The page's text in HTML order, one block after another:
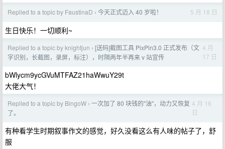
Replied to a topic by FaustinaD › 今天正式迈入 40 岁啦！ 5 月 18 日
生日快乐！一切顺利~
Replied to a topic by knightjun › [送码]截图工具 PixPin3.0 正式发布（文
字识别，长截图，录屏，标注），时隔两年半再来 v 站宣传
4 月
17 日
bWlycm9ycGVuMTFAZ21haWwuY29t
大佬大气！
Replied to a topic by BingoW › 一次加了 80 块钱的"油"，动力又恢复
了。
4 月 16
日
有种看学生时期叙事作文的感觉，好久没看这么有人味的帖子了，舒
服